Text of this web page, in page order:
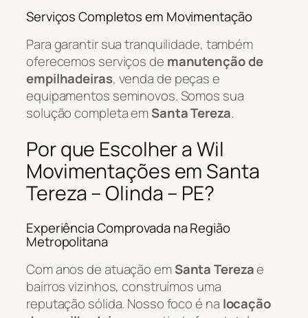
Serviços Completos em Movimentação
Para garantir sua tranquilidade, também
oferecemos serviços de manutenção de
empilhadeiras, venda de peças e
equipamentos seminovos. Somos sua
solução completa emSanta Tereza.
Por que Escolher a Wil
Movimentações em Santa
Tereza – Olinda – PE?
Experiência Comprovada na Região
Metropolitana
Com anos de atuação emSanta Terezae
bairros vizinhos, construímos uma
reputação sólida. Nosso foco é na locação